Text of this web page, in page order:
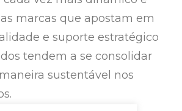
marcas que apostam em
e suporte estratégico
tendem a se consolidar
sustentável nos